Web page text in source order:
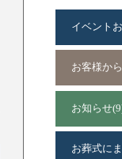
イベント
お客様か
お知らせ
お葬式に